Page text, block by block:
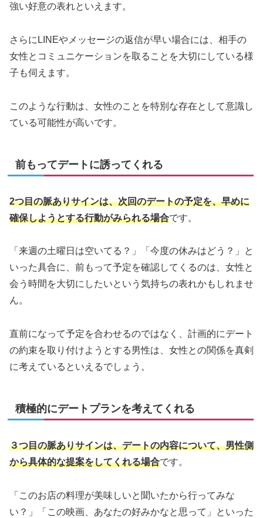
強い好意の表れといえます。
さらにLINEやメッセージの返信が早い場合には、相手の
女性とコミュニケーションを取ることを大切にしている様
子も伺えます。
このような行動は、女性のことを特別な存在として意識し
ている可能性が高いです。
前もってデートに誘ってくれる
2つ目の脈ありサインは、次回のデートの予定を、早めに
確保しようとする行動がみられる場合です。
「来週の土曜日は空いてる？」「今度の休みはどう？」と
いった具合に、前もって予定を確認してくるのは、女性と
会う時間を大切にしたいという気持ちの表れかもしれませ
ん。
直前になって予定を合わせるのではなく、計画的にデート
の約束を取り付けようとする男性は、女性との関係を真剣
に考えているといえるでしょう。
積極的にデートプランを考えてくれる
３つ目の脈ありサインは、デートの内容について、男性側
から具体的な提案をしてくれる場合です。
「このお店の料理が美味しいと聞いたから行ってみな
い？」「この映画、あなたの好みかなと思って」といった